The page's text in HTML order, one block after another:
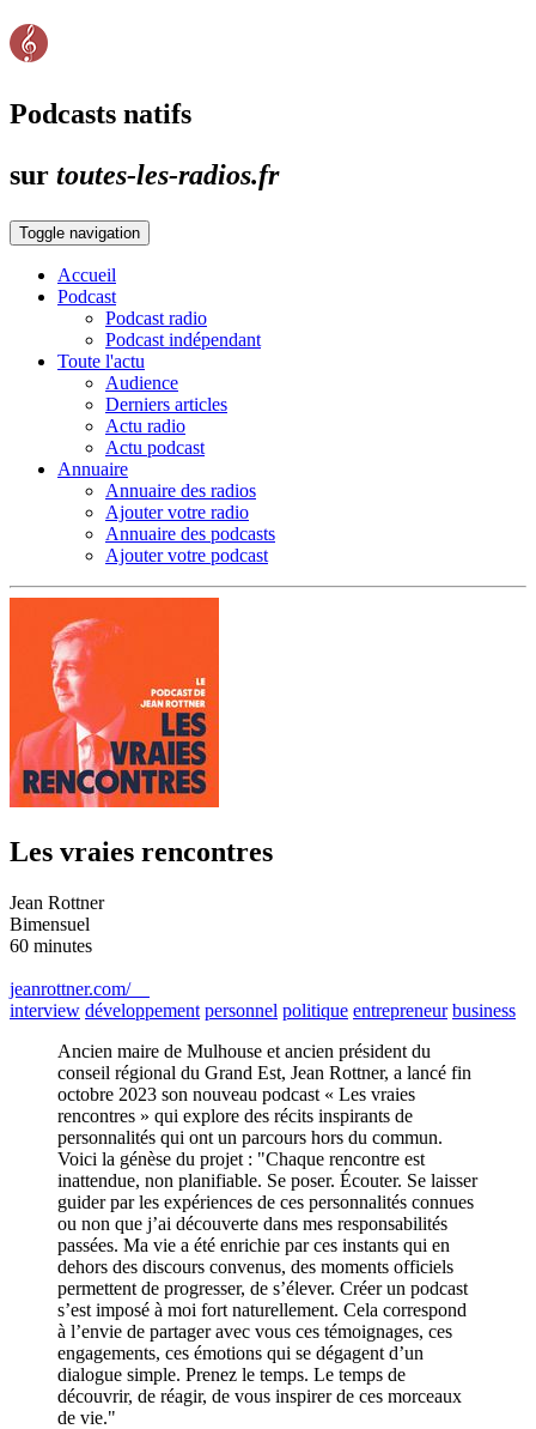
Podcasts natifs
sur toutes-les-radios.fr
Toggle navigation
Accueil
Podcast
Podcast radio
Podcast indépendant
Toute l'actu
Audience
Derniers articles
Actu radio
Actu podcast
Annuaire
Annuaire des radios
Ajouter votre radio
Annuaire des podcasts
Ajouter votre podcast
Les vraies rencontres
Jean Rottner
Bimensuel
60 minutes
jeanrottner.com/
interview développement personnel politique entrepreneur business
Ancien maire de Mulhouse et ancien président du
conseil régional du Grand Est, Jean Rottner, a lancé fin
octobre 2023 son nouveau podcast « Les vraies
rencontres » qui explore des récits inspirants de
personnalités qui ont un parcours hors du commun.
Voici la génèse du projet : "Chaque rencontre est
inattendue, non planifiable. Se poser. Écouter. Se laisser
guider par les expériences de ces personnalités connues
ou non que j’ai découverte dans mes responsabilités
passées. Ma vie a été enrichie par ces instants qui en
dehors des discours convenus, des moments officiels
permettent de progresser, de s’élever. Créer un podcast
s’est imposé à moi fort naturellement. Cela correspond
à l’envie de partager avec vous ces témoignages, ces
engagements, ces émotions qui se dégagent d’un
dialogue simple. Prenez le temps. Le temps de
découvrir, de réagir, de vous inspirer de ces morceaux
de vie."